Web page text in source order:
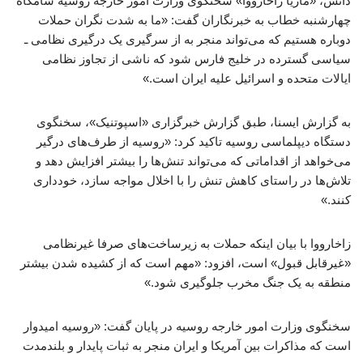
چهارشنبه خطاب به خبرنگاران گفت: «ما به شدت نگران حملات
دوباره هستیم که می‌تواند منجر به از سرگیری یک درگیری نظامی ـ
سیاسی گسترده در خلیج فارس شود که ناشی از تجاوز نظامی
ایالات متحده و اسرائیل علیه ایران است.»
به گزارش ایسنا، طبق گزارش خبرگزاری «اسپوتنیک»، سخنگوی
دستگاه دیپلماسی روسیه تاکید کرد: «روسیه از طرف‌های درگیر
می‌خواهد از اقداماتی که می‌تواند تنش‌ها را بیشتر افزایش دهد و
تلاش‌ها در راستای کاهش تنش را با اخلال مواجه سازد، خودداری
کنند.»
زاخارووا با بیان اینکه حملات به زیرساخت‌های صرفا غیرنظامی
«غیرقابل قبول» است، افزود: «مهم است که از کشیده شدن بیشتر
منطقه به یک جنگ مخرب جلوگیری شود.»
سخنگوی وزارت امور خارجه روسیه در پایان گفت: «روسیه امیدوار
است که مذاکرات بین آمریکا و ایران منجر به ثبات پایدار و بلندمدت